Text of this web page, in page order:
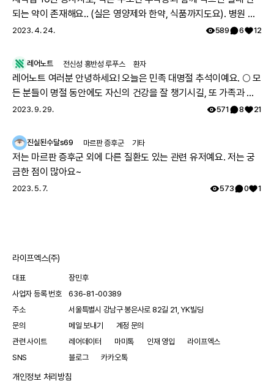
되는 약이 존재해요.. (실은 영양제와 한약, 식품까지도요). 병원 여
러과를 도시면서 진료과에서 따로따로 치료약을 처방하는데, 의료
될수도 있어요. 참고 하시면 정말 좋을거 같아요. 그리고 시판약의
안전성을 제약사가 의무적으로(법적으로) 추적해야만 하기 때문에
약의 안전성(부작용, 약끼리 상호작용)에 대한정보는 해당제약사에
제약사에 따로 medical informatics (MI) 대응 부서가 있어 전화,
약처에 보고 하는 pharmaco vigiliance (PV) 라는 부서가 있구요.
약의 상호작용을 고려하지 않고 처방되어 일어나는 부작용이 내가
아픈 증상이 나타나는 원인일수 있어 말씀드려요.
2023. 4. 24. 589 6 12
레어노트 전신성 홍반성 루푸스 환자
레어노트 여러분 안녕하세요! 오늘은 민족 대명절 추석이예요. 🌕 모
든 분들이 명절 동안에도 자신의 건강을 잘 챙기시길, 또 가족과 함
께 따뜻하고 행복한 시간 보내시길 레어노트팀이 기원하겠습니다!
2023. 9. 29. 571 8 21
진실된수달s69 마르판 증후군 기타
저는 마르판 증후군 외에 다른 질환도 있는 관련 유저예요. 저는 궁
금한 점이 많아요~
2023. 5. 7. 573 0 1
라이프엑스(주)
대표
장민후
사업자 등록 번호
636-81-00389
주소
서울특별시 강남구 봉은사로 82길 21, YK빌딩
문의
메일 보내기
계정 문의
관련 사이트
레어데이터 마미톡 인재 영입
라이프엑스
SNS
블로그 카카오톡
개인정보 처리방침